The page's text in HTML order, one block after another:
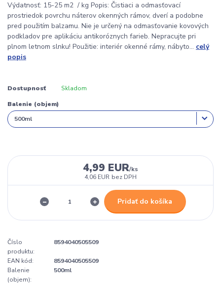
Výdatnosť: 15-25 m2 / kg Popis: Čistiaci a odmasťovací
prostriedok povrchu náterov okenných rámov, dverí a podobne
pred použitím balzamu. Nie je určený na odmasťovanie kovových
podkladov pre aplikáciu antikoróznych farieb. Nepracujte pri
plnom letnom slnku! Použitie: interiér okenné rámy, nábyto... celý
popis
Dostupnosť Skladom
Balenie (objem)
4,99 EUR/ks
4,06 EUR bez DPH
Pridať do košíka
Číslo
produktu:
8594040505509
EAN kód:
8594040505509
Balenie
(objem):
500ml